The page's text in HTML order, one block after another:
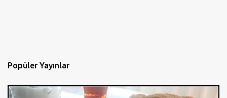
Popüler Yayınlar